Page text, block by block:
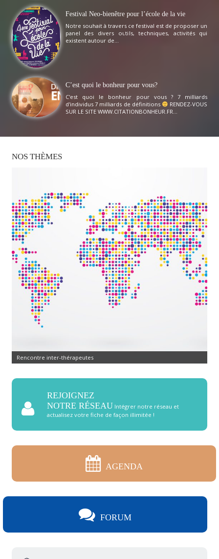
Festival Neo-bienêtre pour l’école de la vie
Notre souhait à travers ce festival est de proposer un
panel des divers outils, techniques, activités qui
existent autour de...
C’est quoi le bonheur pour vous?
C'est quoi le bonheur pour vous ? 7 milliards
d'individus 7 milliards de définitions
RENDEZ-VOUS
SUR LE SITE WWW.CITATIONBONHEUR.FR...
NOS THÈMES
Rencontre inter-thérapeutes
REJOIGNEZ
NOTRE RÉSEAU Intégrer notre réseau et
actualisez votre fiche de façon illimitée !
AGENDA
FORUM